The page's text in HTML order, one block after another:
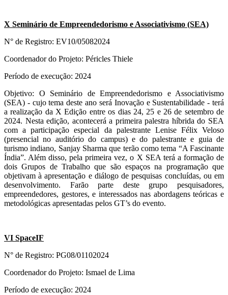
X Seminário de Empreendedorismo e Associativismo (SEA)
N° de Registro: EV10/05082024
Coordenador do Projeto: Péricles Thiele
Período de execução: 2024
Objetivo: O Seminário de Empreendedorismo e Associativismo
(SEA) - cujo tema deste ano será Inovação e Sustentabilidade - terá
a realização da X Edição entre os dias 24, 25 e 26 de setembro de
2024. Nesta edição, acontecerá a primeira palestra híbrida do SEA
com a participação especial da palestrante Lenise Félix Veloso
(presencial no auditório do campus) e do palestrante e guia de
turismo indiano, Sanjay Sharma que terão como tema “A Fascinante
Índia”. Além disso, pela primeira vez, o X SEA terá a formação de
dois Grupos de Trabalho que são espaços na programação que
objetivam à apresentação e diálogo de pesquisas concluídas, ou em
desenvolvimento. Farão parte deste grupo pesquisadores,
empreendedores, gestores, e interessados nas abordagens teóricas e
metodológicas apresentadas pelos GT’s do evento.
VI SpaceIF
N° de Registro: PG08/01102024
Coordenador do Projeto: Ismael de Lima
Período de execução: 2024